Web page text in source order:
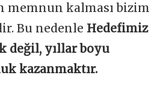
kalması bizim
Bu nedenle Hedefimiz
değil, yıllar boyu
kazanmaktır.